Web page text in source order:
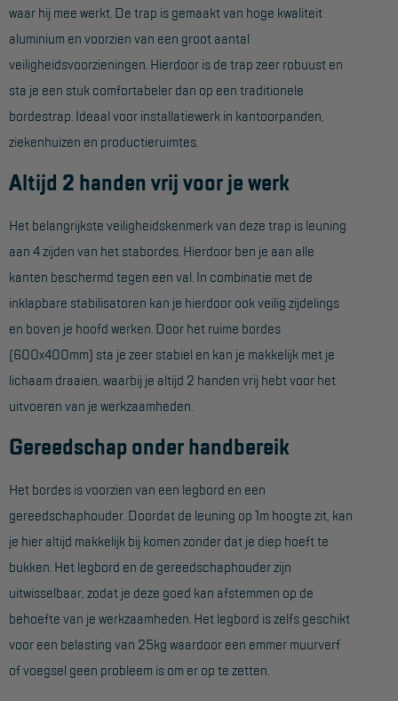
Gevelrenovatie
Industrieel onderhoud
Hoogwerkers
Telescoop hoogwerkers
Knikarmhoogwerkers
Spinhoogwerkers
Masthoogwerkers
Autohoogwerkers
Laagbouw
Hoogbouw
Projectvoorbeelden
KEURING
Keuring en Inspectie
Ladders en trappen
Steigers
Valbeveiliging
Reparatie en onderhoud
waar hij mee werkt. De trap is gemaakt van hoge kwaliteit
aluminium en voorzien van een groot aantal
veiligheidsvoorzieningen. Hierdoor is de trap zeer robuust en
sta je een stuk comfortabeler dan op een traditionele
bordestrap. Ideaal voor installatiewerk in kantoorpanden,
ziekenhuizen en productieruimtes.
Altijd 2 handen vrij voor je werk
Het belangrijkste veiligheidskenmerk van deze trap is leuning
aan 4 zijden van het stabordes. Hierdoor ben je aan alle
kanten beschermd tegen een val. In combinatie met de
inklapbare stabilisatoren kan je hierdoor ook veilig zijdelings
en boven je hoofd werken. Door het ruime bordes
(600x400mm) sta je zeer stabiel en kan je makkelijk met je
lichaam draaien, waarbij je altijd 2 handen vrij hebt voor het
uitvoeren van je werkzaamheden.
Gereedschap onder handbereik
Het bordes is voorzien van een legbord en een
gereedschaphouder. Doordat de leuning op 1m hoogte zit, kan
je hier altijd makkelijk bij komen zonder dat je diep hoeft te
bukken. Het legbord en de gereedschaphouder zijn
uitwisselbaar, zodat je deze goed kan afstemmen op de
behoefte van je werkzaamheden. Het legbord is zelfs geschikt
voor een belasting van 25kg waardoor een emmer muurverf
of voegsel geen probleem is om er op te zetten.